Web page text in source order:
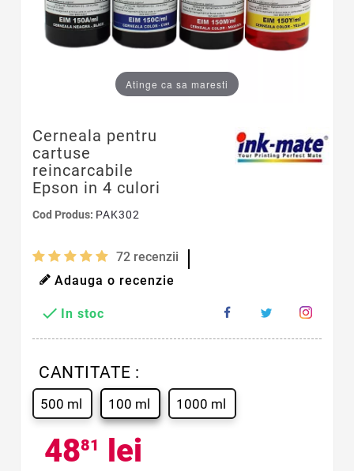
Atinge ca sa maresti
Cerneala pentru
cartuse
reincarcabile
Epson in 4 culori
Cod Produs: PAK302
72 recenzii
Adauga o recenzie
 In stoc
CANTITATE :
500 ml 100 ml 1000 ml
4881 lei